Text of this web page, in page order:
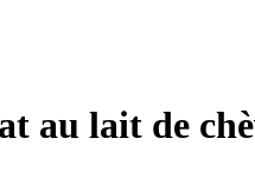
au lait de